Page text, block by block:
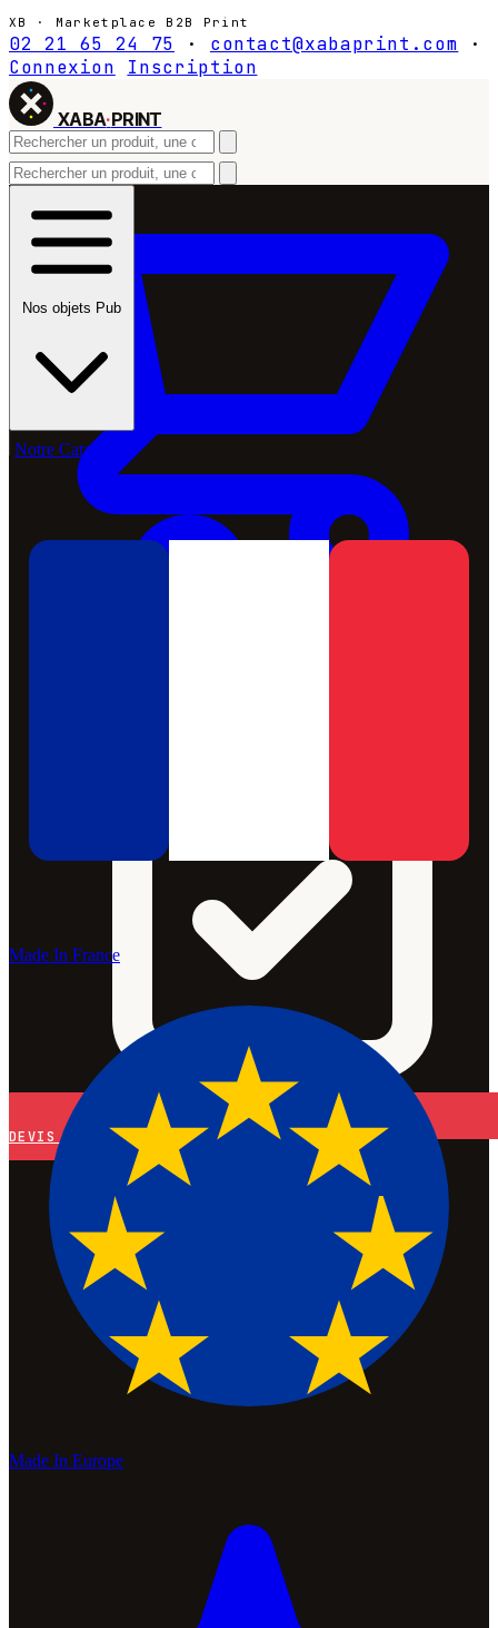
XB · Marketplace B2B Print
02 21 65 24 75 · contact@xabaprint.com
·
Connexion
Inscription
XABA·PRINT
DEVIS
Nos objets Pub
Notre Catalogue
Made In France
Made In Europe